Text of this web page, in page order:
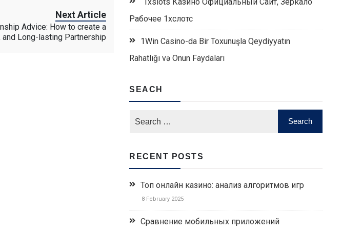
Next Article
Advice: How to create a
and Long-lasting Partnership
Рабочее 1хслотс
1Win Casino-da Bir Toxunuşla Qeydiyyatın
Rahatlığı və Onun Faydaları
SEACH
RECENT POSTS
Топ онлайн казино: анализ алгоритмов игр
8 February 2025
Сравнение мобильных приложений